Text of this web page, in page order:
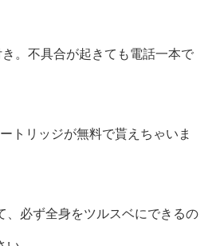
。不具合が起きても電話一本で
トリッジが無料で貰えちゃいま
、必ず全身をツルスベにできるの